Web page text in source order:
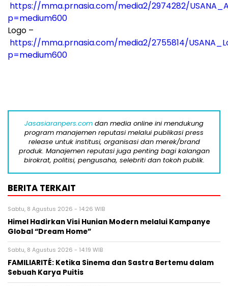
https://mma.prnasia.com/media2/2974282/
p=medium600
Logo –
https://mma.prnasia.com/media2/2755814/
p=medium600
Jasasiaranpers.com dan media online ini mendukung
program manajemen reputasi melalui publikasi press
release untuk institusi, organisasi dan merek/brand
produk. Manajemen reputasi juga penting bagi kalangan
birokrat, politisi, pengusaha, selebriti dan tokoh publik.
BERITA TERKAIT
Sabtu, 8 Agustus 2026 - 14:26 WIB
Himel Hadirkan Visi Hunian Modern melalui Kampanye
Global “Dream Home”
Sabtu, 8 Agustus 2026 - 14:19 WIB
FAMILIARITÉ: Ketika Sinema dan Sastra Bertemu dalam
Sebuah Karya Puitis